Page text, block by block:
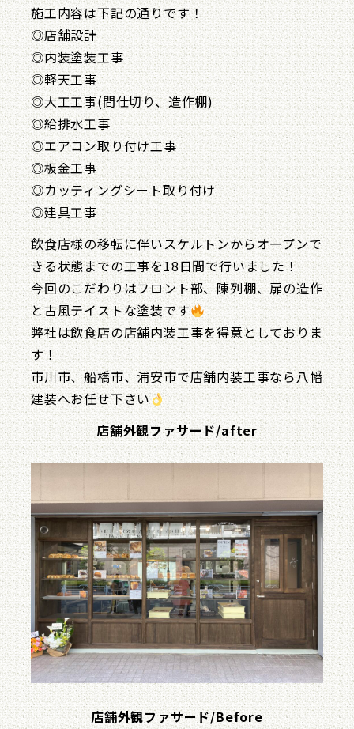
施工内容は下記の通りです！
◎店舗設計
◎内装塗装工事
◎軽天工事
◎大工工事(間仕切り、造作棚)
◎給排水工事
◎エアコン取り付け工事
◎板金工事
◎カッティングシート取り付け
◎建具工事
飲食店様の移転に伴いスケルトンからオープンで
きる状態までの工事を18日間で行いました！
今回のこだわりはフロント部、陳列棚、扉の造作
と古風テイストな塗装です
弊社は飲食店の店舗内装工事を得意としておりま
す！
市川市、船橋市、浦安市で店舗内装工事なら八幡
建装へお任せ下さい
店舗外観ファサード/after
店舗外観ファサード/Before